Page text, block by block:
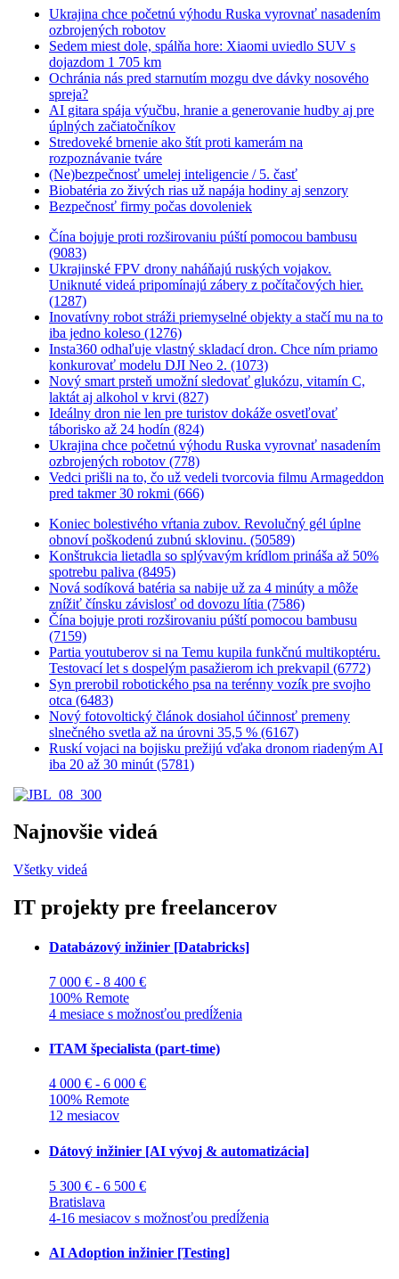
Ukrajina chce početnú výhodu Ruska vyrovnať nasadením
ozbrojených robotov
Sedem miest dole, spálňa hore: Xiaomi uviedlo SUV s
dojazdom 1 705 km
Ochránia nás pred starnutím mozgu dve dávky nosového
spreja?
AI gitara spája výučbu, hranie a generovanie hudby aj pre
úplných začiatočníkov
Stredoveké brnenie ako štít proti kamerám na
rozpoznávanie tváre
(Ne)bezpečnosť umelej inteligencie / 5. časť
Biobatéria zo živých rias už napája hodiny aj senzory
Bezpečnosť firmy počas dovoleniek
Čína bojuje proti rozširovaniu púští pomocou bambusu
(9083)
Ukrajinské FPV drony naháňajú ruských vojakov.
Uniknuté videá pripomínajú zábery z počítačových hier.
(1287)
Inovatívny robot stráži priemyselné objekty a stačí mu na to
iba jedno koleso (1276)
Insta360 odhaľuje vlastný skladací dron. Chce ním priamo
konkurovať modelu DJI Neo 2. (1073)
Nový smart prsteň umožní sledovať glukózu, vitamín C,
laktát aj alkohol v krvi (827)
Ideálny dron nie len pre turistov dokáže osvetľovať
táborisko až 24 hodín (824)
Ukrajina chce početnú výhodu Ruska vyrovnať nasadením
ozbrojených robotov (778)
Vedci prišli na to, čo už vedeli tvorcovia filmu Armageddon
pred takmer 30 rokmi (666)
Koniec bolestivého vŕtania zubov. Revolučný gél úplne
obnoví poškodenú zubnú sklovinu. (50589)
Konštrukcia lietadla so splývavým krídlom prináša až 50%
spotrebu paliva (8495)
Nová sodíková batéria sa nabije už za 4 minúty a môže
znížiť čínsku závislosť od dovozu lítia (7586)
Čína bojuje proti rozširovaniu púští pomocou bambusu
(7159)
Partia youtuberov si na Temu kupila funkčnú multikoptéru.
Testovací let s dospelým pasažierom ich prekvapil (6772)
Syn prerobil robotického psa na terénny vozík pre svojho
otca (6483)
Nový fotovoltický článok dosiahol účinnosť premeny
slnečného svetla až na úrovni 35,5 % (6167)
Ruskí vojaci na bojisku prežijú vďaka dronom riadeným AI
iba 20 až 30 minút (5781)
Najnovšie videá
Všetky videá
IT projekty pre freelancerov
Databázový inžinier [Databricks]
7 000 € - 8 400 €
100% Remote
4 mesiace s možnosťou predĺženia
ITAM špecialista (part-time)
4 000 € - 6 000 €
100% Remote
12 mesiacov
Dátový inžinier [AI vývoj & automatizácia]
5 300 € - 6 500 €
Bratislava
4-16 mesiacov s možnosťou predĺženia
AI Adoption inžinier [Testing]